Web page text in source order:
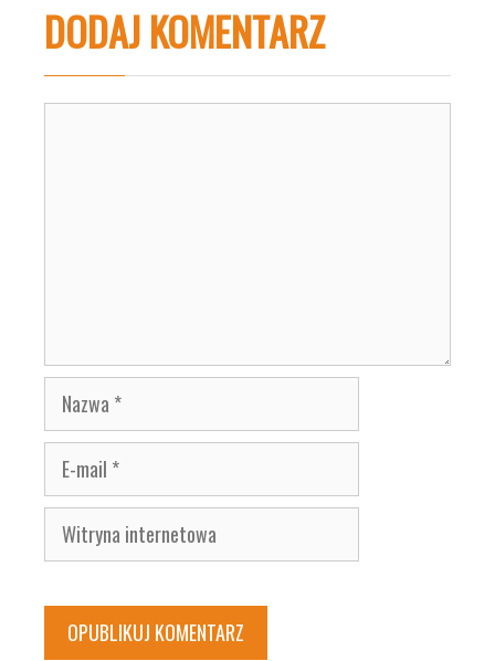
DODAJ KOMENTARZ
Nazwa
E-
mail
Witryna
internetowa